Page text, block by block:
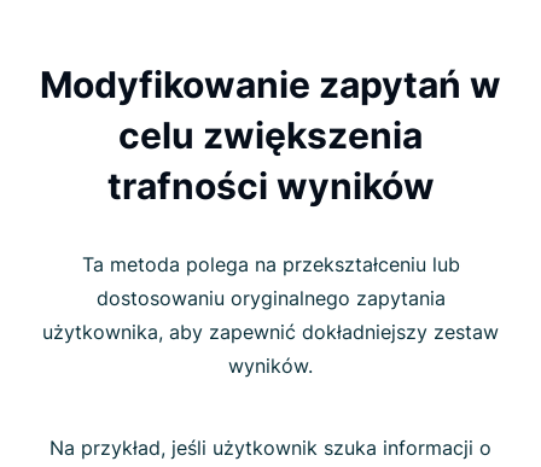
Modyfikowanie zapytań w
celu zwiększenia
trafności wyników
Ta metoda polega na przekształceniu lub
dostosowaniu oryginalnego zapytania
użytkownika, aby zapewnić dokładniejszy zestaw
wyników.
Na przykład, jeśli użytkownik szuka informacji o